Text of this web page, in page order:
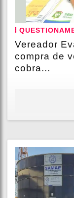
Vereador
compra de
cobra...